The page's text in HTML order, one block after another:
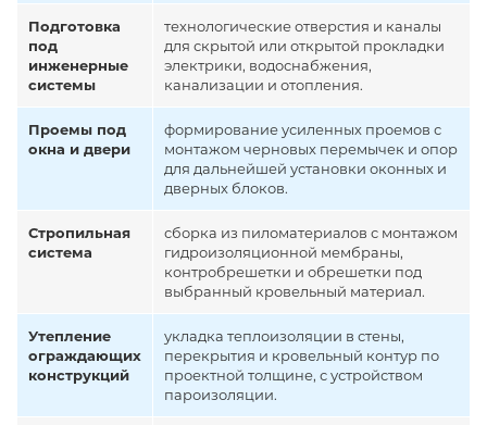
Подготовка
под
инженерные
системы
технологические отверстия и каналы
для скрытой или открытой прокладки
электрики, водоснабжения,
канализации и отопления.
Проемы под
окна и двери
формирование усиленных проемов с
монтажом черновых перемычек и опор
для дальнейшей установки оконных и
дверных блоков.
Стропильная
система
сборка из пиломатериалов с монтажом
гидроизоляционной мембраны,
контробрешетки и обрешетки под
выбранный кровельный материал.
Утепление
ограждающих
конструкций
укладка теплоизоляции в стены,
перекрытия и кровельный контур по
проектной толщине, с устройством
пароизоляции.